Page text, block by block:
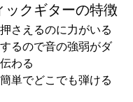
ックギターの特徴
さえるのに力がいる
るので音の強弱がダ
わる
単でどこでも弾ける